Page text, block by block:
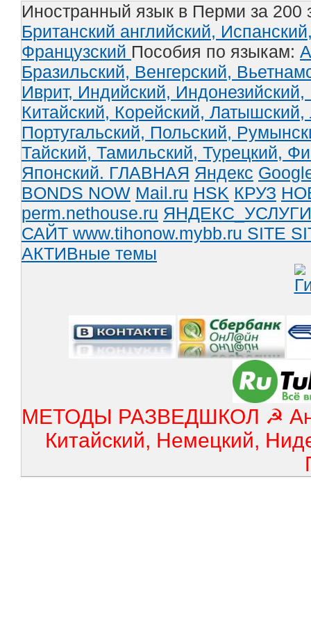
Иностранный язык в Перми за 200
Британский английский,
Французский Пособия по языкам:
Бразильский, Венгерский,
Иврит, Индийский, Индонезийский,
Китайский, Корейский, Латышский,
Португальский, Польский,
Тайский, Тамильский, Турецкий,
Японский. ГЛАВНАЯ Яндекс
BONDS NOW Mail.ru HSK КРУЗ
perm.nethouse.ru ЯНДЕКС_УСЛУГИ
САЙТ www.tihonow.mybb.ru SITE
АКТИВные темы
МЕТОДЫ РАЗВЕДШКОЛ ☭
Китайский, Немецкий,